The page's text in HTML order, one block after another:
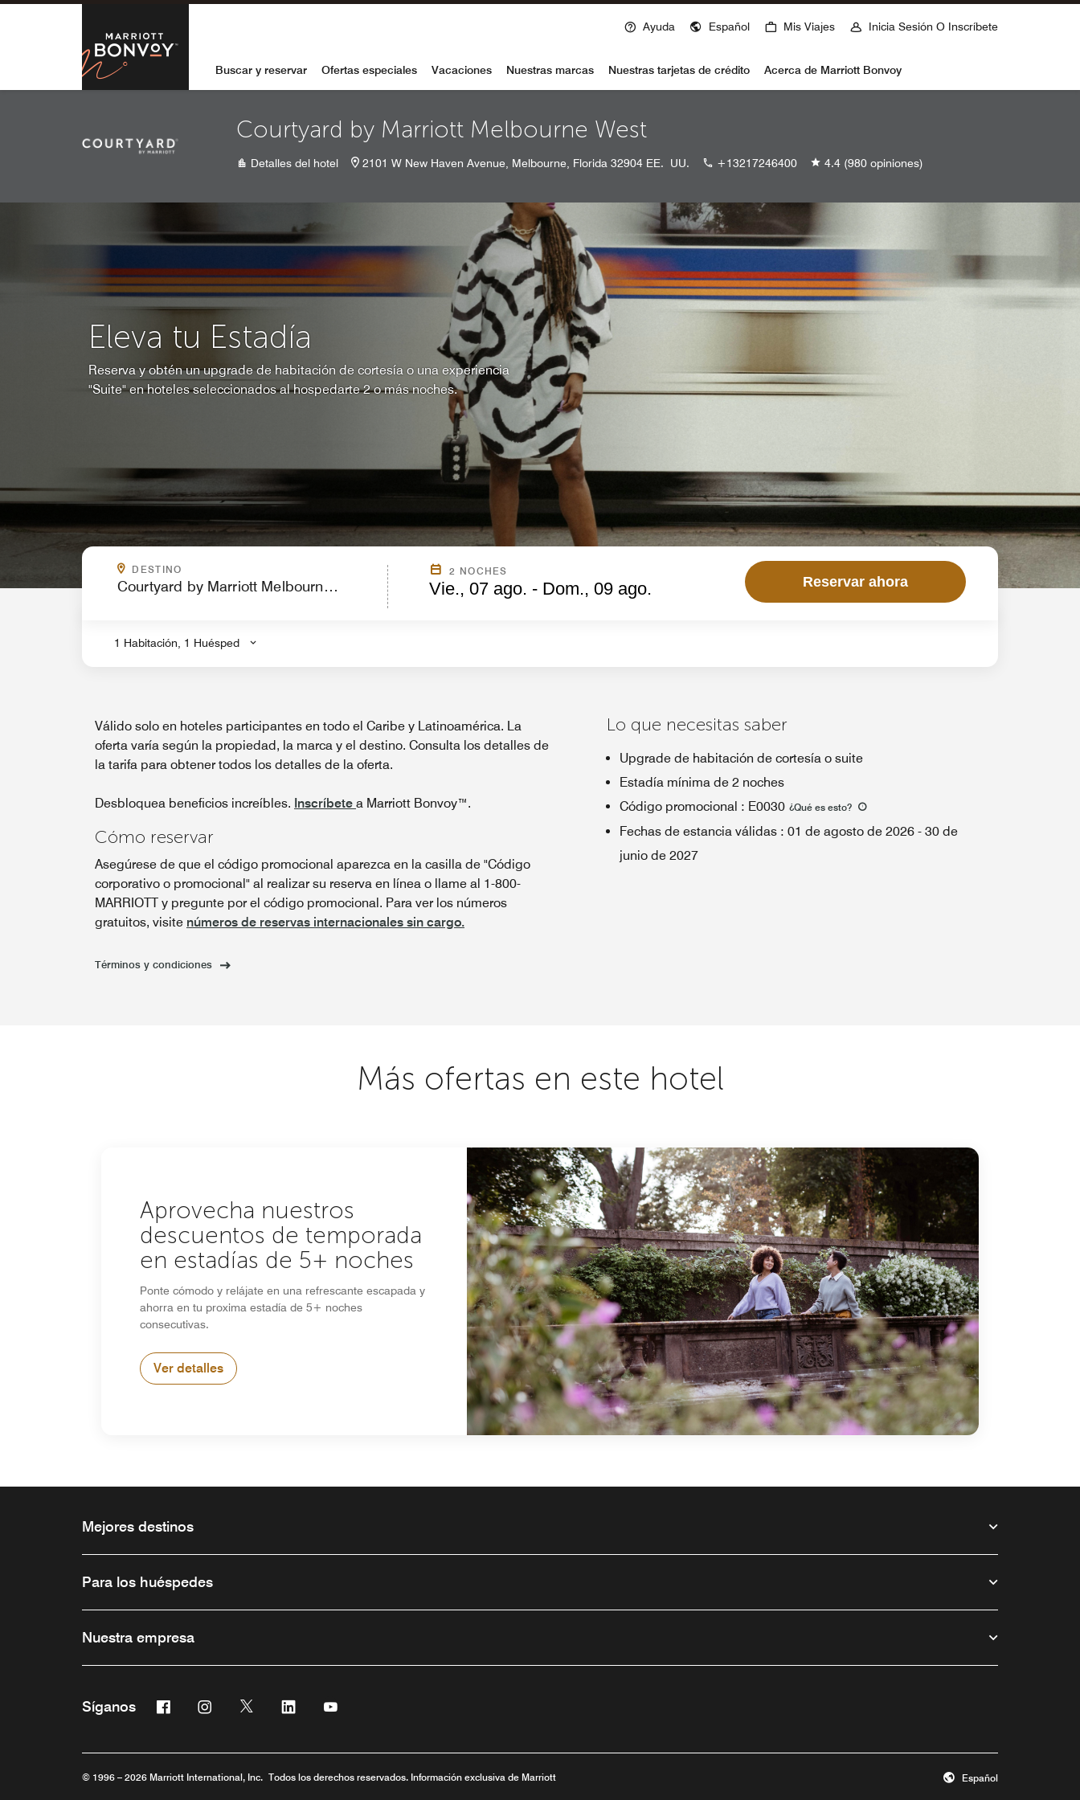
Skip to Content
Marriott Bonvoy
Ayuda Español Mis Viajes Inicia Sesión O Inscríbete
Buscar y reservar Ofertas especiales Vacaciones Nuestras marcas Nuestras tarjetas de crédito Acerca de Marriott Bonvoy
Courtyard by Marriott Melbourne West
Detalles del hotel 2101 W New Haven Avenue, Melbourne, Florida 32904 EE. UU. +13217246400 4.4 (980 opiniones)
Eleva tu Estadía
Reserva y obtén un upgrade de habitación de cortesía o una experiencia
"Suite" en hoteles seleccionados al hospedarte 2 o más noches.
DESTINO
.
2 NOCHES
Vie., 07 ago. - Dom., 09 ago.
1 Habitación, 1 Huésped
Reservar ahora
Válido solo en hoteles participantes en todo el Caribe y Latinoamérica. La
oferta varía según la propiedad, la marca y el destino. Consulta los detalles de
la tarifa para obtener todos los detalles de la oferta.
Desbloquea beneficios increíbles. Inscríbete a Marriott Bonvoy™.
Cómo reservar
Asegúrese de que el código promocional aparezca en la casilla de "Código
corporativo o promocional" al realizar su reserva en línea o llame al 1-800-
MARRIOTT y pregunte por el código promocional. Para ver los números
gratuitos, visite números de reservas internacionales sin cargo.
Términos y condiciones
Lo que necesitas saber
Upgrade de habitación de cortesía o suite
Estadía mínima de 2 noches
Código promocional : E0030 ¿Qué es esto?
Fechas de estancia válidas : 01 de agosto de 2026 - 30 de
junio de 2027
Más ofertas en este hotel
Aprovecha nuestros
descuentos de temporada
en estadías de 5+ noches
Ponte cómodo y relájate en una refrescante escapada y
ahorra en tu proxima estadía de 5+ noches
consecutivas.
Ver detalles
Mejores destinos
Para los huéspedes
Nuestra empresa
Síganos Facebook
Abre una ventana nueva
Instagram
Abre una ventana nueva
Twitter
Abre una ventana nueva
Linkedin
Abre una ventana nueva
Abre una ventana nueva
© 1996 – 2026 Marriott International, Inc. Todos los derechos reservados. Información exclusiva de Marriott Español